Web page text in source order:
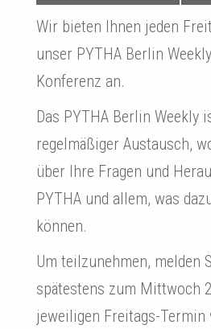
r
a
n
s
t
a
n
Wir bieten Ihnen jeden
unser PYTHA Berlin
Konferenz an.
Das PYTHA Berlin Weekly
regelmäßiger Austausch,
über Ihre Fragen und
PYTHA und allem, was
können.
Um teilzunehmen, melden
spätestens zum Mittwoch
jeweiligen Freitags-Termin